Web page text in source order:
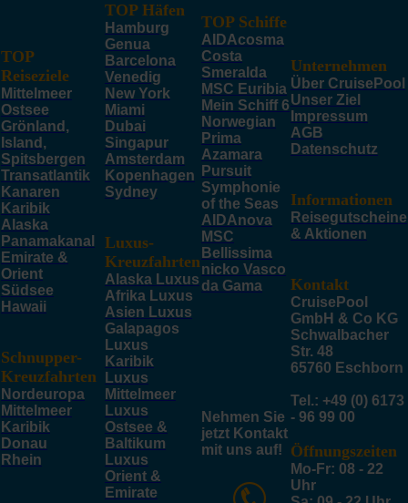
TOP
Reiseziele
Mittelmeer
Ostsee
Grönland,
Island,
Spitsbergen
Transatlantik
Kanaren
Karibik
Alaska
Panamakanal
Emirate &
Orient
Südsee
Hawaii
Schnupper-
Kreuzfahrten
Nordeuropa
Mittelmeer
Karibik
Donau
Rhein
TOP Häfen
Hamburg
Genua
Barcelona
Venedig
New York
Miami
Dubai
Singapur
Amsterdam
Kopenhagen
Sydney
Luxus-
Kreuzfahrten
Alaska Luxus
Afrika Luxus
Asien Luxus
Galapagos
Luxus
Karibik
Luxus
Mittelmeer
Luxus
Ostsee &
Baltikum
Luxus
Orient &
Emirate
TOP Schiffe
AIDAcosma
Costa
Smeralda
MSC Euribia
Mein Schiff 6
Norwegian
Prima
Azamara
Pursuit
Symphonie
of the Seas
AIDAnova
MSC
Bellissima
nicko Vasco
da Gama
Nehmen Sie
jetzt Kontakt
mit uns auf!
Unternehmen
Über CruisePool
Unser Ziel
Impressum
AGB
Datenschutz
Informationen
Reisegutscheine
& Aktionen
Kontakt
CruisePool
GmbH & Co KG
Schwalbacher
Str. 48
65760 Eschborn
Tel.: +49 (0) 6173
- 96 99 00
Öffnungszeiten
Mo-Fr: 08 - 22
Uhr